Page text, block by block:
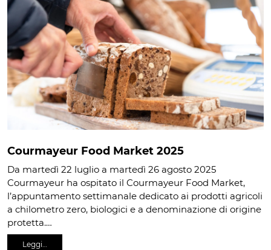
Courmayeur Food Market 2025
Da martedì 22 luglio a martedì 26 agosto 2025
Courmayeur ha ospitato il Courmayeur Food Market,
l’appuntamento settimanale dedicato ai prodotti agricoli
a chilometro zero, biologici e a denominazione di origine
protetta.…
Leggi…